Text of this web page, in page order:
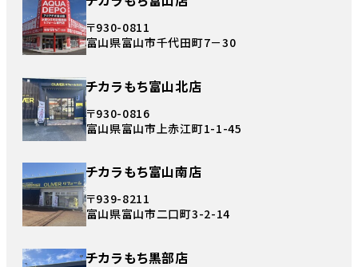
〒930-0811
富山県富山市千代田町7－30
チカラもち富山北店
〒930-0816
富山県富山市上赤江町1-1-45
チカラもち富山南店
〒939-8211
富山県富山市二口町3-2-14
チカラもち黒部店